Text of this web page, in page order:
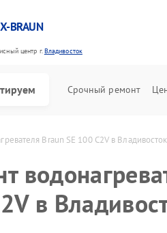
BRAUN
центр г.Владивосток
Срочный ремонт
Braun SE 100 C2V в
в